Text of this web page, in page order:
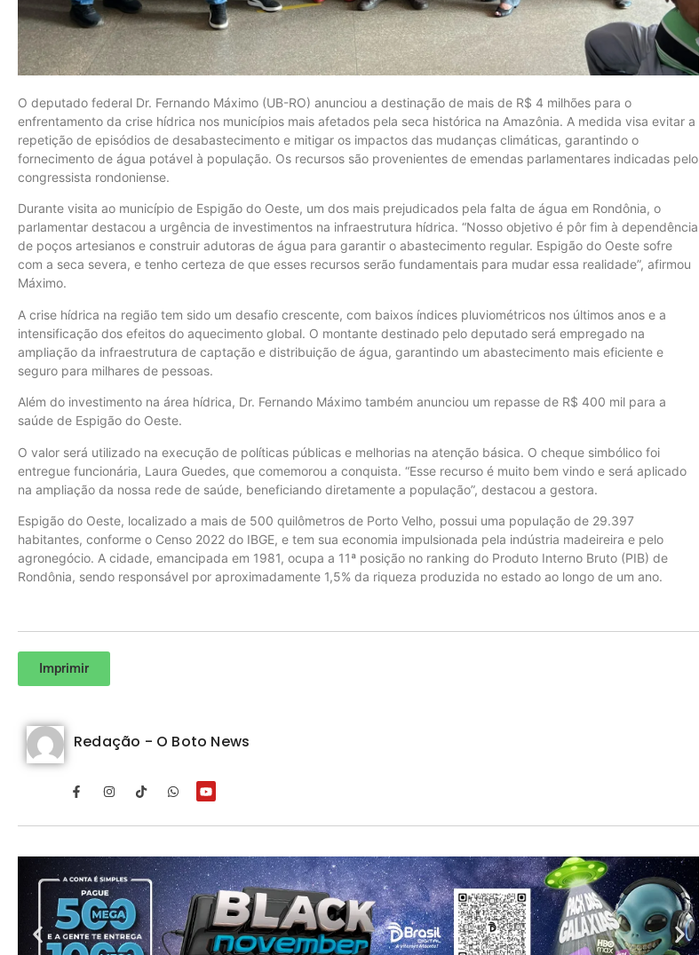
O deputado federal Dr. Fernando Máximo (UB-RO) anunciou a destinação de mais de R$ 4 milhões para o
enfrentamento da crise hídrica nos municípios mais afetados pela seca histórica na Amazônia. A medida visa evitar a
repetição de episódios de desabastecimento e mitigar os impactos das mudanças climáticas, garantindo o
fornecimento de água potável à população. Os recursos são provenientes de emendas parlamentares indicadas pelo
congressista rondoniense.
Durante visita ao município de Espigão do Oeste, um dos mais prejudicados pela falta de água em Rondônia, o
parlamentar destacou a urgência de investimentos na infraestrutura hídrica. “Nosso objetivo é pôr fim à dependência
de poços artesianos e construir adutoras de água para garantir o abastecimento regular. Espigão do Oeste sofre
com a seca severa, e tenho certeza de que esses recursos serão fundamentais para mudar essa realidade”, afirmou
Máximo.
A crise hídrica na região tem sido um desafio crescente, com baixos índices pluviométricos nos últimos anos e a
intensificação dos efeitos do aquecimento global. O montante destinado pelo deputado será empregado na
ampliação da infraestrutura de captação e distribuição de água, garantindo um abastecimento mais eficiente e
seguro para milhares de pessoas.
Além do investimento na área hídrica, Dr. Fernando Máximo também anunciou um repasse de R$ 400 mil para a
saúde de Espigão do Oeste.
O valor será utilizado na execução de políticas públicas e melhorias na atenção básica. O cheque simbólico foi
entregue funcionária, Laura Guedes, que comemorou a conquista. “Esse recurso é muito bem vindo e será aplicado
na ampliação da nossa rede de saúde, beneficiando diretamente a população”, destacou a gestora.
Espigão do Oeste, localizado a mais de 500 quilômetros de Porto Velho, possui uma população de 29.397
habitantes, conforme o Censo 2022 do IBGE, e tem sua economia impulsionada pela indústria madeireira e pelo
agronegócio. A cidade, emancipada em 1981, ocupa a 11ª posição no ranking do Produto Interno Bruto (PIB) de
Rondônia, sendo responsável por aproximadamente 1,5% da riqueza produzida no estado ao longo de um ano.
Imprimir
Redação - O Boto News